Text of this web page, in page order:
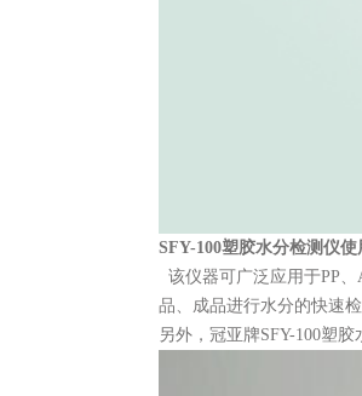
SFY-100塑胶水分检测仪使
该仪器可广泛应用于PP
品、成品进行水分的快速
另外，冠亚牌SFY-100塑胶